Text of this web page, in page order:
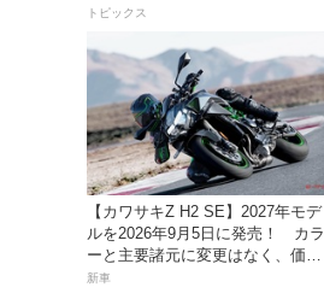
トピックス
【カワサキZ H2 SE】2027年モデ
ルを2026年9月5日に発売！ カラ
ーと主要諸元に変更はなく、価格
は据え置きの247万5000円！
新車